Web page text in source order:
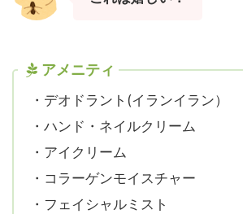
アメニティ
・デオドラント(イランイラン）
・ハンド・ネイルクリーム
・アイクリーム
・コラーゲンモイスチャー
・フェイシャルミスト